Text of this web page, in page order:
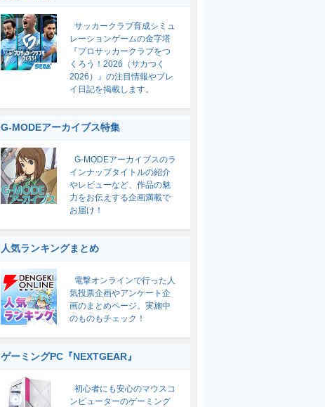
サッカークラブ育成シミュ
レーションゲームの金字塔
『プロサッカークラブをつ
くろう！2026（サカつく
2026）』の注目情報やプレ
イ日記を掲載します。
G-MODEアーカイブス特集
G-MODEアーカイブスのラ
インナップタイトルの紹介
やレビューなど、作品の魅
力をお伝えする企画満載で
お届け！
人気ランキングまとめ
電撃オンラインで行った人
気投票企画やアンケート企
画のまとめページ。実施中
のものもチェック！
ゲーミングPC『NEXTGEAR』
初心者にも安心のマウスコ
ンピューターのゲーミング